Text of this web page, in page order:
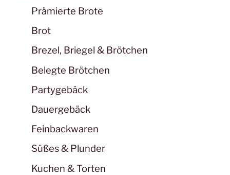
Prämierte Brote
Brot
Brezel, Briegel & Brötchen
Belegte Brötchen
Partygebäck
Dauergebäck
Feinbackwaren
Süßes & Plunder
Kuchen & Torten